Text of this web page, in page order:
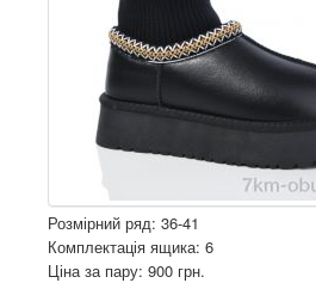
Розмірний ряд: 36-41
Комплектація ящика: 6
Ціна за пару: 900 грн.